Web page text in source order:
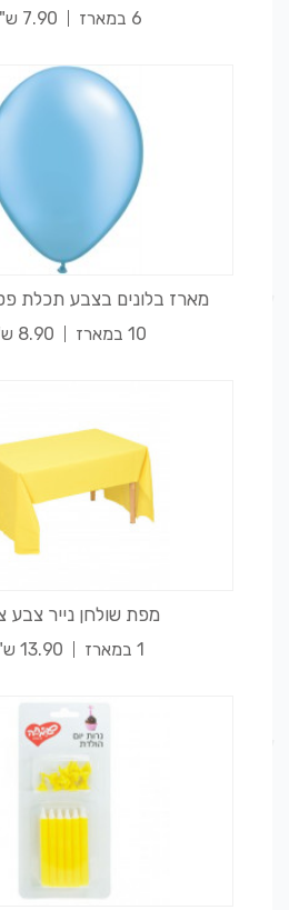
6 במארז 7.90 ש"ח
מארז בלונים בצבע תכלת
10 במארז 8.90 ש"ח
מפת שולחן נייר צבע
1 במארז 13.90 ש"ח